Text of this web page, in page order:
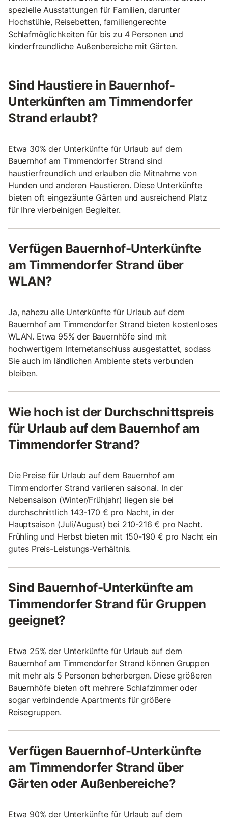
spezielle Ausstattungen für Familien, darunter
Hochstühle, Reisebetten, familiengerechte
Schlafmöglichkeiten für bis zu 4 Personen und
kinderfreundliche Außenbereiche mit Gärten.
Sind Haustiere in Bauernhof-
Unterkünften am Timmendorfer
Strand erlaubt?
Etwa 30% der Unterkünfte für Urlaub auf dem
Bauernhof am Timmendorfer Strand sind
haustierfreundlich und erlauben die Mitnahme von
Hunden und anderen Haustieren. Diese Unterkünfte
bieten oft eingezäunte Gärten und ausreichend Platz
für Ihre vierbeinigen Begleiter.
Verfügen Bauernhof-Unterkünfte
am Timmendorfer Strand über
WLAN?
Ja, nahezu alle Unterkünfte für Urlaub auf dem
Bauernhof am Timmendorfer Strand bieten kostenloses
WLAN. Etwa 95% der Bauernhöfe sind mit
hochwertigem Internetanschluss ausgestattet, sodass
Sie auch im ländlichen Ambiente stets verbunden
bleiben.
Wie hoch ist der Durchschnittspreis
für Urlaub auf dem Bauernhof am
Timmendorfer Strand?
Die Preise für Urlaub auf dem Bauernhof am
Timmendorfer Strand variieren saisonal. In der
Nebensaison (Winter/Frühjahr) liegen sie bei
durchschnittlich 143-170 € pro Nacht, in der
Hauptsaison (Juli/August) bei 210-216 € pro Nacht.
Frühling und Herbst bieten mit 150-190 € pro Nacht ein
gutes Preis-Leistungs-Verhältnis.
Sind Bauernhof-Unterkünfte am
Timmendorfer Strand für Gruppen
geeignet?
Etwa 25% der Unterkünfte für Urlaub auf dem
Bauernhof am Timmendorfer Strand können Gruppen
mit mehr als 5 Personen beherbergen. Diese größeren
Bauernhöfe bieten oft mehrere Schlafzimmer oder
sogar verbindende Apartments für größere
Reisegruppen.
Verfügen Bauernhof-Unterkünfte
am Timmendorfer Strand über
Gärten oder Außenbereiche?
Etwa 90% der Unterkünfte für Urlaub auf dem